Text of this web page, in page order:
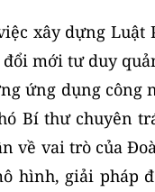
xây dựng Luật
đổi mới tư duy
ứng dụng công
Bí thư chuyên
về vai trò của
hình, giải pháp